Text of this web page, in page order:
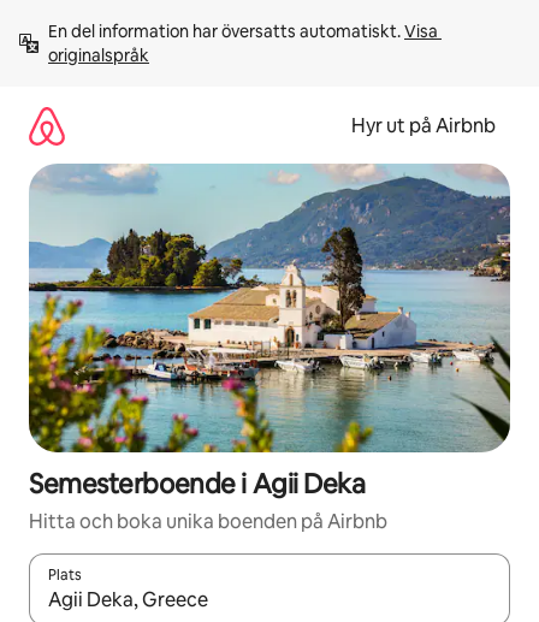
innehåll
En del information har översatts automatiskt. Visa
originalspråk
Hyr ut på Airbnb
Semesterboende i Agii Deka
Hitta och boka unika boenden på Airbnb
Plats
När resultaten är tillgängliga kan du navigera med upp- och